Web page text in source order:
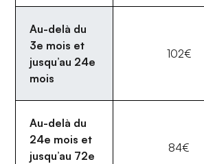
Au-delà du
3e mois et
jusqu’au 24e
mois
102€
Au-delà du
24e mois et
jusqu’au 72e
84€